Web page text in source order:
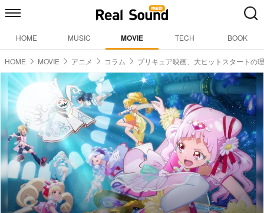
HOME MUSIC MOVIE TECH BOOK
HOME MOVIE アニメ コラム プリキュア映画、大ヒットスタートの